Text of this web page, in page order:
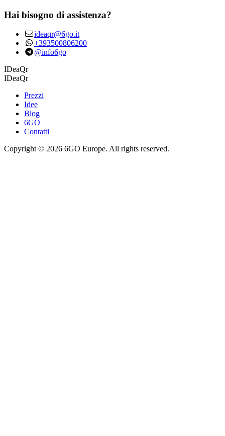
Hai bisogno di assistenza?
ideaqr@6go.it
+393500806200
@info6go
IDeaQr
IDeaQr
Prezzi
Idee
Blog
6GO
Contatti
Copyright © 2026 6GO Europe. All rights reserved.